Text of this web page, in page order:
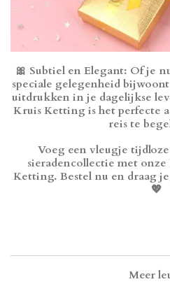
🎀 Subtiel en Elegant: Of je
speciale gelegenheid
uitdrukken in je dagelijkse
Kruis Ketting is het perfecte
reis te
Voeg een vleugje
sieradencollectie met
Ketting. Bestel nu en draag
💖
Meer